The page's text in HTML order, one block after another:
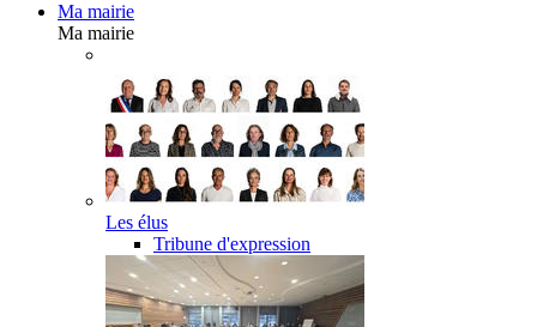
Ma mairie
Ma mairie
Les élus
Tribune d'expression